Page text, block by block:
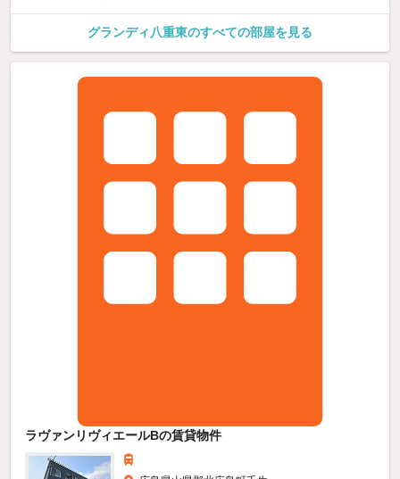
グランディ八重東のすべての部屋を見る
ラヴァンリヴィエールBの賃貸物件